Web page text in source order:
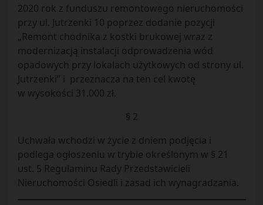
2020 rok z funduszu remontowego nieruchomości
przy ul. Jutrzenki 10 poprzez dodanie pozycji
„Remont chodnika z kostki brukowej wraz z
modernizacją instalacji odprowadzenia wód
opadowych przy lokalach użytkowych od strony ul.
Jutrzenki” i przeznacza na ten cel kwotę
w wysokości 31.000 zł.
§ 2
Uchwała wchodzi w życie z dniem podjęcia i
podlega ogłoszeniu w trybie określonym w § 21
ust. 5 Regulaminu Rady Przedstawicieli
Nieruchomości Osiedli i zasad ich wynagradzania.